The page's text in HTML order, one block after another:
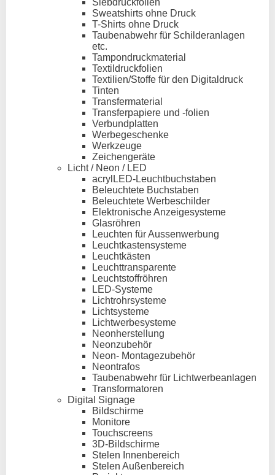
Siebdruckfolien
Sweatshirts ohne Druck
T-Shirts ohne Druck
Taubenabwehr für Schilderanlagen
etc.
Tampondruckmaterial
Textildruckfolien
Textilien/Stoffe für den Digitaldruck
Tinten
Transfermaterial
Transferpapiere und -folien
Verbundplatten
Werbegeschenke
Werkzeuge
Zeichengeräte
Licht / Neon / LED
acrylLED-Leuchtbuchstaben
Beleuchtete Buchstaben
Beleuchtete Werbeschilder
Elektronische Anzeigesysteme
Glasröhren
Leuchten für Aussenwerbung
Leuchtkastensysteme
Leuchtkästen
Leuchttransparente
Leuchtstoffröhren
LED-Systeme
Lichtrohrsysteme
Lichtsysteme
Lichtwerbesysteme
Neonherstellung
Neonzubehör
Neon- Montagezubehör
Neontrafos
Taubenabwehr für Lichtwerbeanlagen
Transformatoren
Digital Signage
Bildschirme
Monitore
Touchscreens
3D-Bildschirme
Stelen Innenbereich
Stelen Außenbereich